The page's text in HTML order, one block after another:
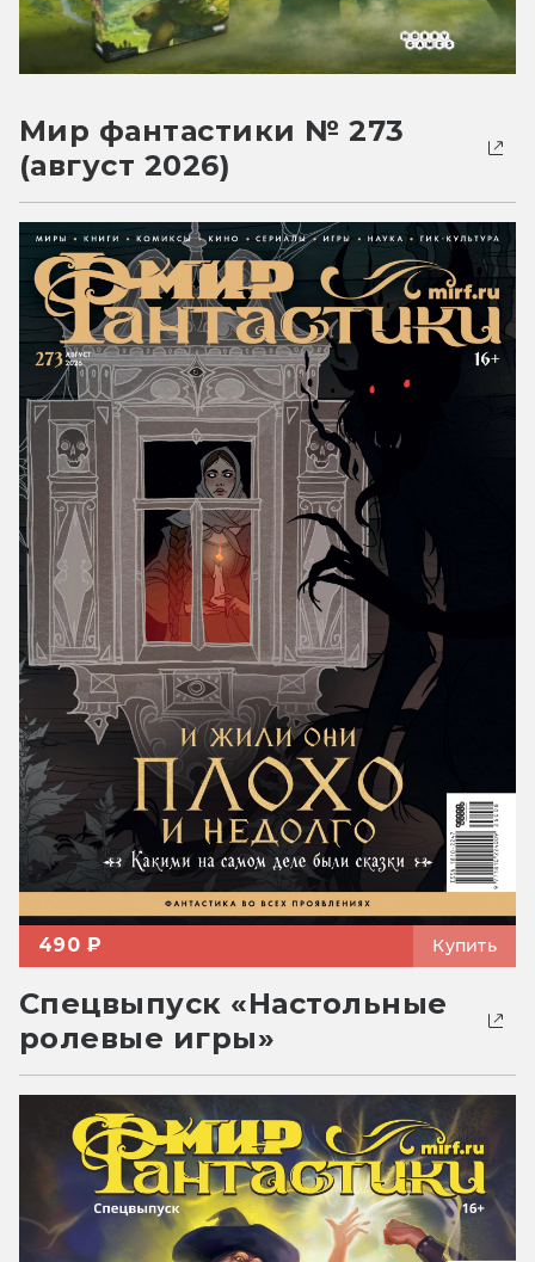
Мир фантастики № 273
(август 2026)
490 ₽ Купить
Спецвыпуск «Настольные
ролевые игры»